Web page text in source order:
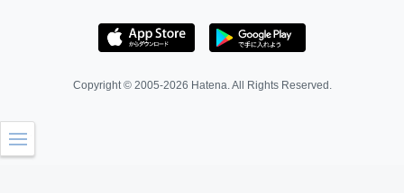
Copyright © 2005-2026 Hatena. All Rights Reserved.